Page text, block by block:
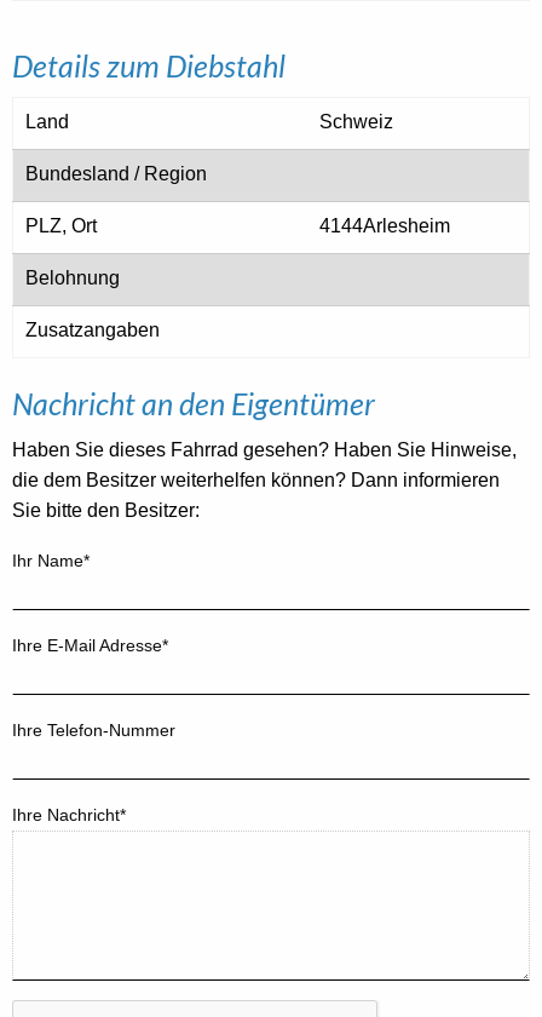
Details zum Diebstahl
Land Schweiz
Bundesland / Region
PLZ, Ort 4144Arlesheim
Belohnung
Zusatzangaben
Nachricht an den Eigentümer
Haben Sie dieses Fahrrad gesehen? Haben Sie Hinweise,
die dem Besitzer weiterhelfen können? Dann informieren
Sie bitte den Besitzer:
Ihr Name*
Ihre E-Mail Adresse*
Ihre Telefon-Nummer
Ihre Nachricht*